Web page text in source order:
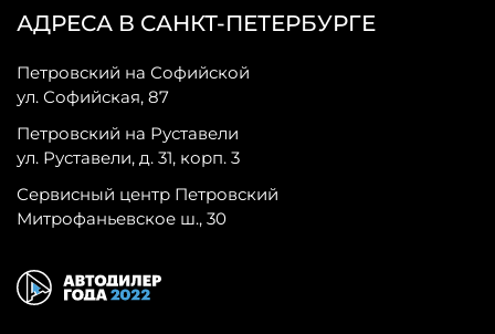
АДРЕСА В САНКТ-ПЕТЕРБУРГЕ
Петровский на Софийской
ул. Софийская, 87
Петровский на Руставели
ул. Руставели, д. 31, корп. 3
Сервисный центр Петровский
Митрофаньевское ш., 30